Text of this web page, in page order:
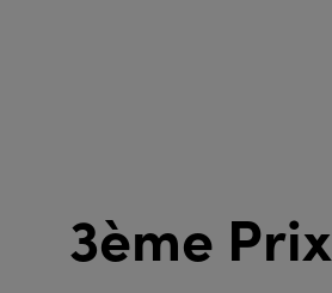
3ème Prix